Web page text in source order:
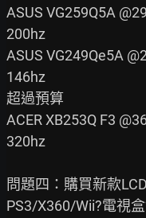
ASUS VG259Q5A
200hz
ASUS VG249Qe5A
146hz
超過預算
ACER XB253Q F3
320hz
問題四：購買新款
PS3/X360/Wii?電視